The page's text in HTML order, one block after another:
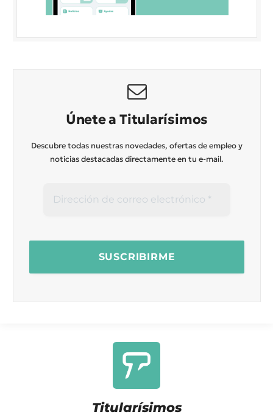
Únete a Titularísimos
Descubre todas nuestras novedades, ofertas de empleo y
noticias destacadas directamente en tu e-mail.
Titularísimos